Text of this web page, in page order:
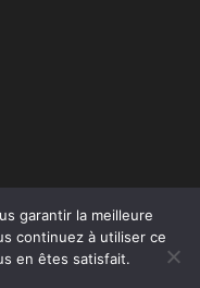
| Développé par
WordPress.
garantir la meilleure
continuez à utiliser ce
en êtes satisfait.